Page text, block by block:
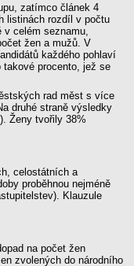
zatímco článek 4
listinách rozdíl v počtu
celém seznamu,
žen a mužů. V
každého pohlaví
procento, jež se
rad měst s více
druhé straně výsledky
Ženy tvořily 38%
celostátních a
proběhnou nejméně
Klauzule
na počet žen
zvolených do národního